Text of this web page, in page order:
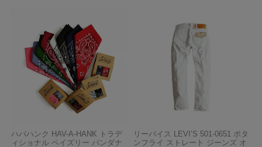
ハバハンク HAV-A-HANK トラデ
ィショナル ペイズリー バンダナ
リーバイス LEVI’S 501-0651 ボタ
ンフライ ストレート ジーンズ オ